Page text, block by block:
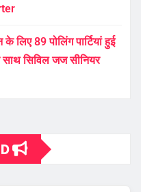
89 पोलिंग पार्टियां हुई
सिविल जज सीनियर